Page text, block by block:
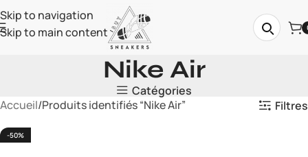
Skip to navigation
Skip to main content
Nike Air
Catégories
Accueil Produits identifiés “Nike Air” Filtres
-50%